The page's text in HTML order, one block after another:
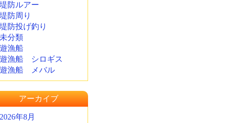
堤防ルアー
堤防周り
堤防投げ釣り
未分類
遊漁船
遊漁船 シロギス
遊漁船 メバル
アーカイブ
2026年8月